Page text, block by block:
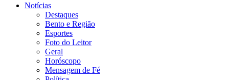
Notícias
Destaques
Bento e Região
Esportes
Foto do Leitor
Geral
Horóscopo
Mensagem de Fé